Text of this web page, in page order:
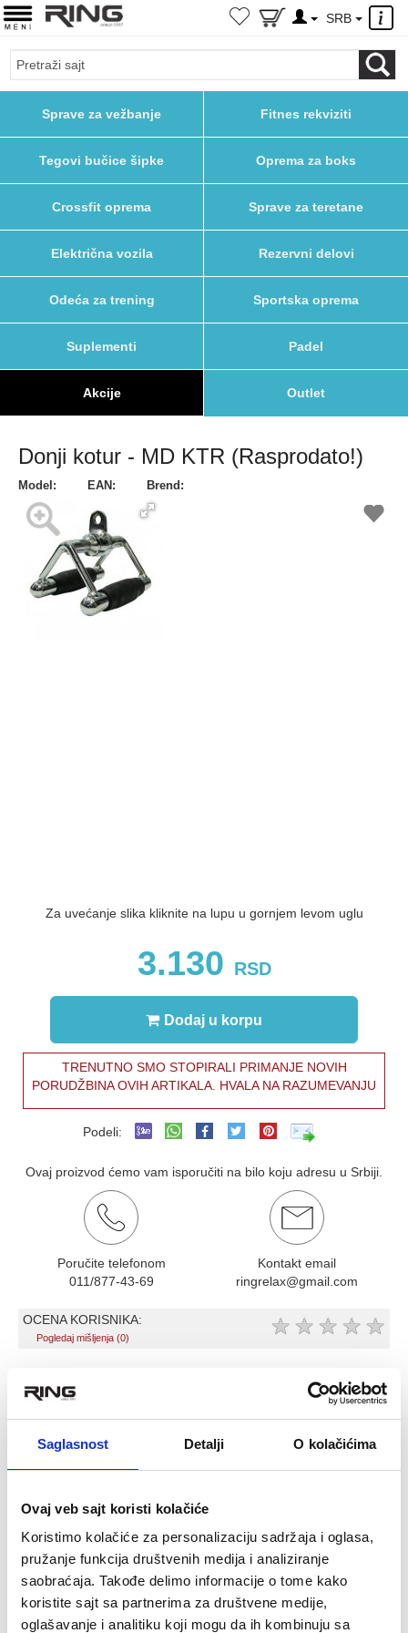
Saglasnost Detalji O kolačićima
Ovaj veb sajt koristi kolačiće
Koristimo kolačiće za personalizaciju sadržaja i oglasa,
pružanje funkcija društvenih medija i analiziranje
saobraćaja. Takođe delimo informacije o tome kako
koristite sajt sa partnerima za društvene medije,
oglašavanje i analitiku koji mogu da ih kombinuju sa
×
SRB
Sprave za vežbanje Fitnes rekviziti
Tegovi bučice šipke Oprema za boks
Crossfit oprema Sprave za teretane
Električna vozila Rezervni delovi
Odeća za trening Sportska oprema
Suplementi Padel
Akcije Outlet
Donji kotur - MD KTR (Rasprodato!)
Model: EAN: Brend:
Za uvećanje slika kliknite na lupu u gornjem levom uglu
3.130 RSD
Dodaj u korpu
TRENUTNO SMO STOPIRALI PRIMANJE NOVIH
PORUDŽBINA OVIH ARTIKALA. HVALA NA RAZUMEVANJU
Podeli:
Ovaj proizvod ćemo vam isporučiti na bilo koju adresu u Srbiji.
Poručite telefonom
011/877-43-69
Kontakt email
ringrelax@gmail.com
OCENA KORISNIKA:
Pogledaj mišljenja (0) ★ ★ ★ ★ ★
Donji kotur - ručica za veslanje na lat
pulley mašini
RUČICA ZA VESLANJE, KOJA SE KOPČOM SPAJA NA
NAMENJENA JE PROFESIONALNOJ UPOTREBI,
IZVOÐENJU VEŽBI VESLANJA I VUČENJA NA LAT
PULLEY MAŠINI I SL..
RUKOHVAT OBLOŽEN GUMOM RADI SIGURNIJEG